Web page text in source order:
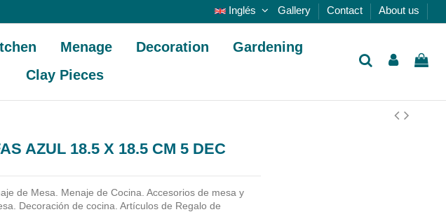
Inglés Gallery Contact About us
Menage Decoration
Gardening
Clay Pieces
AZUL 18.5 X 18.5 CM 5 DEC
de Mesa. Menaje de Cocina. Accesorios de mesa y
Decoración de cocina. Artículos de Regalo de